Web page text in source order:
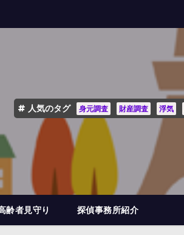
人気のタグ 身元調査 財産調査 浮気
齢者見守り 探偵事務所紹介